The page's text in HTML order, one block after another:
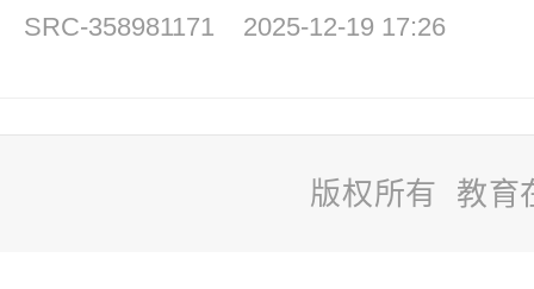
SRC-358981171 2025-12-19 17:26
版权所有 教育